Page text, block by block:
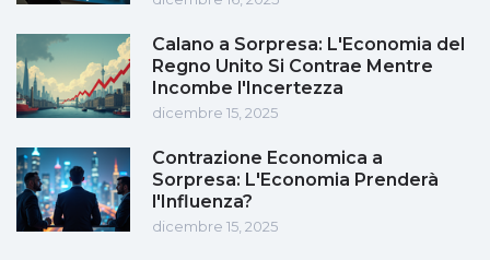
Calano a Sorpresa: L'Economia del
Regno Unito Si Contrae Mentre
Incombe l'Incertezza
dicembre 15, 2025
Contrazione Economica a
Sorpresa: L'Economia Prenderà
l'Influenza?
dicembre 15, 2025